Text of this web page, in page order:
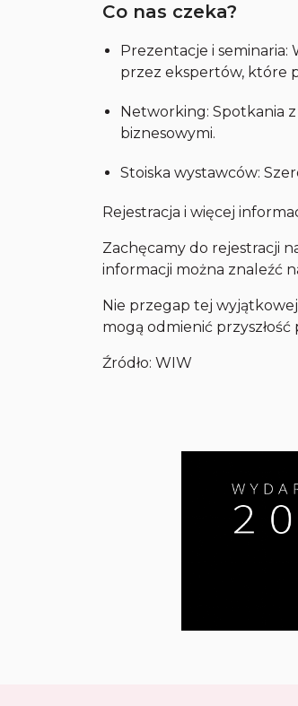
Co nas czeka?
Prezentacje i seminaria:
przez ekspertów, które
Networking: Spotkania
biznesowymi.
Stoiska wystawców:
Rejestracja i więcej
Zachęcamy do rejestracji
informacji można znaleźć
Nie przegap tej
mogą odmienić przyszłość
Źródło: WIW